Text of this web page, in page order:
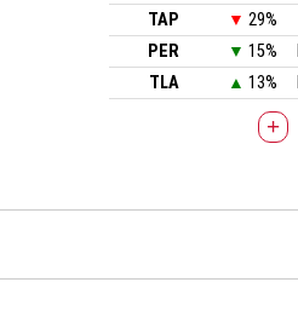
TAP
▼ 29%
PER
▼ 15%
TLA
▲ 13%
+